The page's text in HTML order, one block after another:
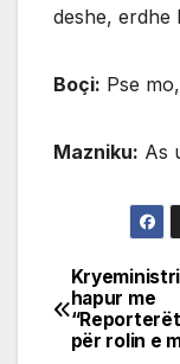
deshe, erdhe
Boçi: Pse
Mazniku: As
Post
hapur me
për rolin e